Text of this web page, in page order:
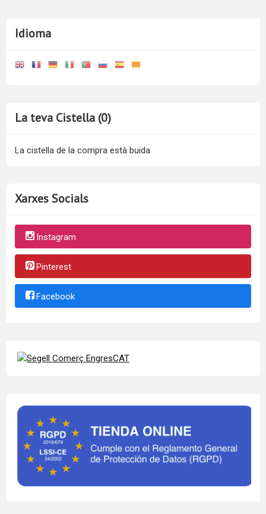
Idioma
La teva Cistella (0)
La cistella de la compra està buida
Xarxes Socials
Instagram
Pinterest
Facebook